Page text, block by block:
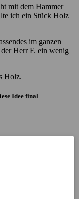
mit dem Hammer
ich ein Stück Holz
im ganzen
Herr F. ein wenig
Holz.
Idee final